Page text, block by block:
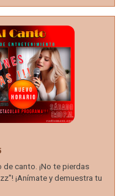
canto. ¡No te pierdas
¡Anímate y demuestra tu